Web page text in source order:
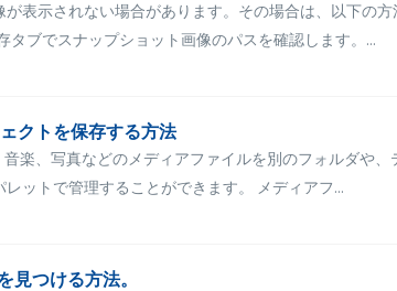
表示されない場合があります。その場合は、以下の
タブでスナップショット画像のパスを確認します。...
クトを保存する方法
楽、写真などのメディアファイルを別のフォルダや
ットで管理することができます。 メディアフ...
つける方法。